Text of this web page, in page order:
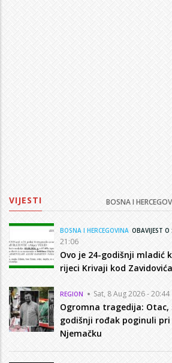
VIJESTI BOSNA I
BOSNA I HERCEGOVINA OBAVIJEST O
21:06
Ovo je 24-godišnji mladić
rijeci Krivaji kod Zavidovića
REGION Sat, 8 Aug 2026 - 20:44
Ogromna tragedija: Otac,
godišnji rođak poginuli
Njemačku